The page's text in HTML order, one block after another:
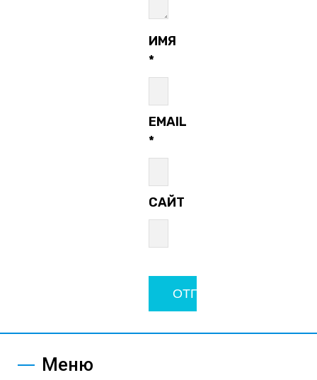
ИМЯ
*
EMAIL
*
САЙТ
Меню